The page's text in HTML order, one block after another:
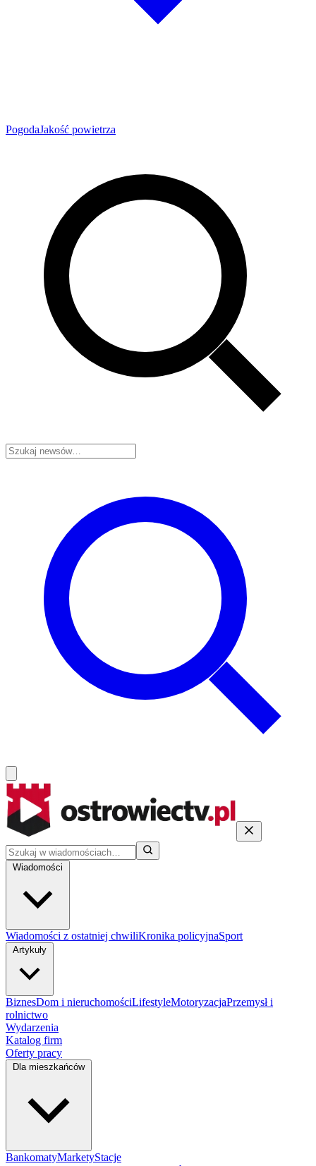
PogodaJakość powietrza
Wiadomości
Wiadomości z ostatniej chwiliKronika policyjnaSport
Artykuły
BiznesDom i nieruchomościLifestyleMotoryzacjaPrzemysł i
rolnictwo
Wydarzenia
Katalog firm
Oferty pracy
Dla mieszkańców
BankomatyMarketyStacje